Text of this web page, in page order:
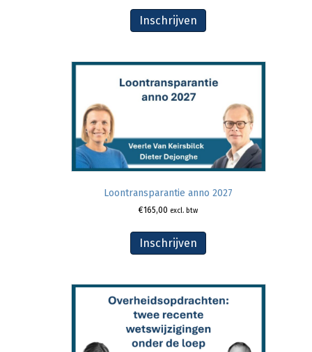
Inschrijven
Loontransparantie anno 2027
€165,00 excl. btw
Inschrijven